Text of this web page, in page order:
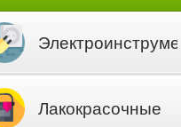
КАРТА САЙТА
Лакокрасочные